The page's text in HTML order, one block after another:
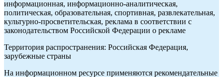
информационная, информационно-аналитическая,
политическая, образовательная, спортивная, развлекательная,
культурно-просветительская, реклама в соответствии с
законодательством Российской Федерации о рекламе
Территория распространения: Российская Федерация,
зарубежные страны
На информационном ресурсе применяются рекомендательные